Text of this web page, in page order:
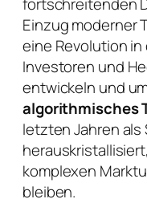
Einzug moderner
eine Revolution in
Investoren und
entwickeln und
algorithmisches
letzten Jahren
komplexen
bleiben.